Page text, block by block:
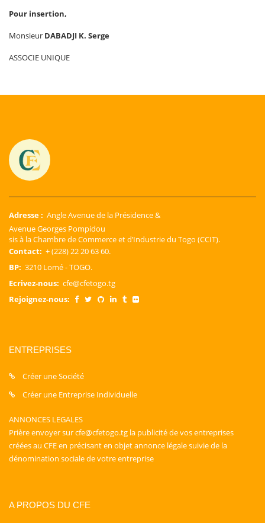
Pour insertion,
Monsieur DABADJI K. Serge
ASSOCIE UNIQUE
Adresse : Angle Avenue de la Présidence &
Avenue Georges Pompidou
sis à la Chambre de Commerce et d’Industrie du Togo (CCIT).
Contact: + (228) 22 20 63 60.
BP: 3210 Lomé - TOGO.
Ecrivez-nous: cfe@cfetogo.tg
Rejoignez-nous:
ENTREPRISES
Créer une Société
Créer une Entreprise Individuelle
ANNONCES LEGALES
Prière envoyer sur cfe@cfetogo.tg la publicité de vos entreprises
créées au CFE en précisant en objet annonce légale suivie de la
dénomination sociale de votre entreprise
A PROPOS DU CFE